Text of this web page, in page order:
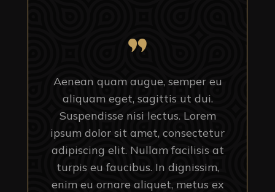
Aenean quam augue, semper eu
aliquam eget, sagittis ut dui.
Suspendisse nisi lectus. Lorem
ipsum dolor sit amet, consectetur
adipiscing elit. Nullam facilisis at
turpis eu faucibus. In dignissim,
enim eu ornare aliquet, metus ex